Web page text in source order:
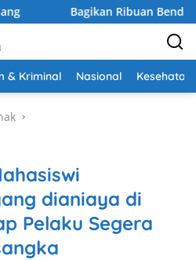
Ribuan Bendera, Karolin
& Kriminal Nasional Kesehatan
dianiaya di
Pelaku Segera